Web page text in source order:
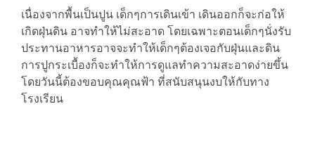
เนื่องจากพื้นเป็นปูน เด็กๆการเดินเข้า เดินออกก็จะก่อให้
เกิดฝุ่นดิน อาจทำให้ไม่สะอาด โดยเฉพาะตอนเด็กๆนั่งรับ
ประทานอาหารอาจจะทำให้เด็กๆต้องเจอกับฝุ่นและดิน
การปูกระเบื้องก็จะทำให้การดูแลทำความสะอาดง่ายขึ้น
โดยวันนี้ต้องขอบคุณคุณฟ้า ที่สนับสนุนงบให้กับทาง
โรงเรียน